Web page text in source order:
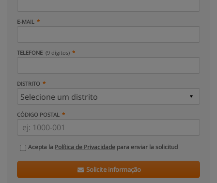
E-MAIL
TELEFONE (9 dígitos)
DISTRITO
CÓDIGO POSTAL
Acepta la Política de Privacidade para enviar la solicitud
Solicite informação